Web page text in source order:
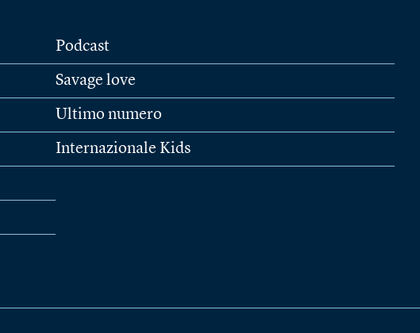
Podcast
Savage love
Ultimo numero
Internazionale Kids